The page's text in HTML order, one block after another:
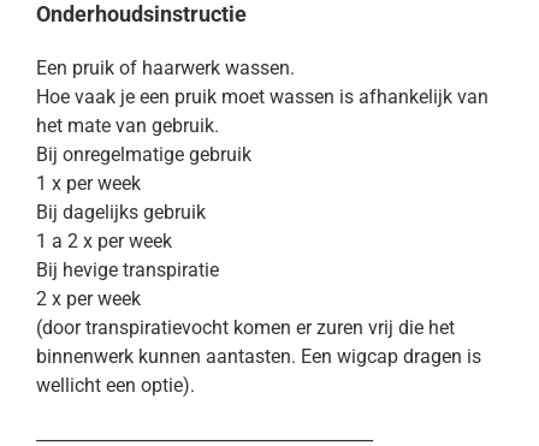
Onderhoudsinstructie
Een pruik of haarwerk wassen.
Hoe vaak je een pruik moet wassen is afhankelijk van
het mate van gebruik.
Bij onregelmatige gebruik
1 x per week
Bij dagelijks gebruik
1 a 2 x per week
Bij hevige transpiratie
2 x per week
(door transpiratievocht komen er zuren vrij die het
binnenwerk kunnen aantasten. Een wigcap dragen is
wellicht een optie).